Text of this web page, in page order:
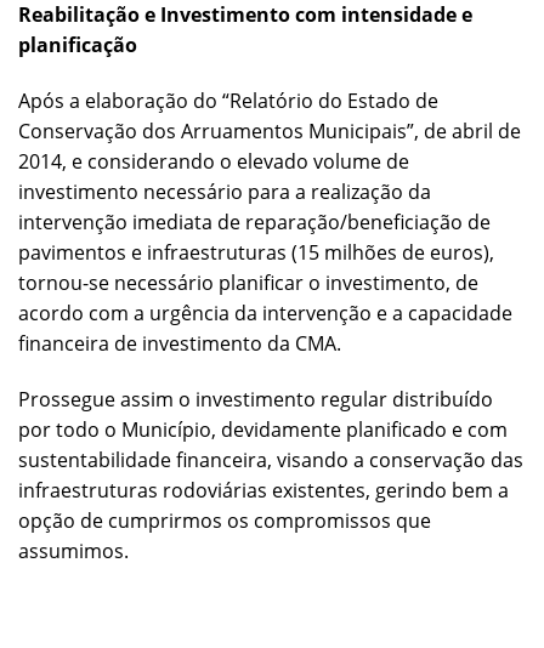
Reabilitação e Investimento com intensidade e
planificação
Após a elaboração do “Relatório do Estado de
Conservação dos Arruamentos Municipais”, de abril de
2014, e considerando o elevado volume de
investimento necessário para a realização da
intervenção imediata de reparação/beneficiação de
pavimentos e infraestruturas (15 milhões de euros),
tornou-se necessário planificar o investimento, de
acordo com a urgência da intervenção e a capacidade
financeira de investimento da CMA.
Prossegue assim o investimento regular distribuído
por todo o Município, devidamente planificado e com
sustentabilidade financeira, visando a conservação das
infraestruturas rodoviárias existentes, gerindo bem a
opção de cumprirmos os compromissos que
assumimos.